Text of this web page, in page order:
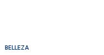
BELLEZA